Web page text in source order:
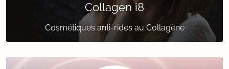
Collagen i8
Cosmétiques anti-rides au Collagène